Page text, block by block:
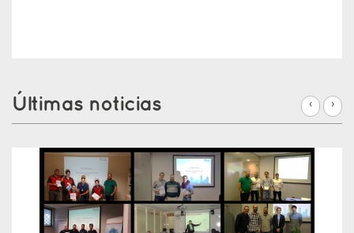
to
top
Últimas noticias ‹ ›